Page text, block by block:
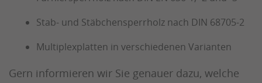
Stab- und Stäbchensperrholz nach DIN 68705-2
Multiplexplatten in verschiedenen Varianten
Gern informieren wir Sie genauer dazu, welche